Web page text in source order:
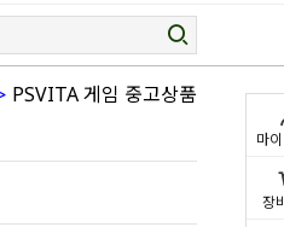
마
장
PSVITA 게임 중고상품